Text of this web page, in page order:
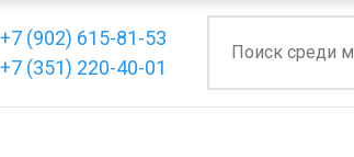
+7 (902) 615-81-53
+7 (351) 220-40-01